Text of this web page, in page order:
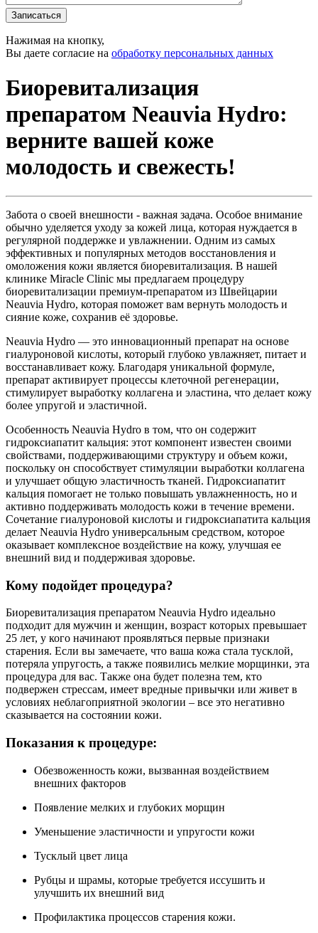
Записаться
Нажимая на кнопку,
Вы даете согласие на обработку персональных данных
Биоревитализация
препаратом Neauvia Hydro:
верните вашей коже
молодость и свежесть!
Забота о своей внешности - важная задача. Особое внимание
обычно уделяется уходу за кожей лица, которая нуждается в
регулярной поддержке и увлажнении. Одним из самых
эффективных и популярных методов восстановления и
омоложения кожи является биоревитализация. В нашей
клинике Miracle Clinic мы предлагаем процедуру
биоревитализации премиум-препаратом из Швейцарии
Neauvia Hydro, которая поможет вам вернуть молодость и
сияние коже, сохранив её здоровье.
Neauvia Hydro — это инновационный препарат на основе
гиалуроновой кислоты, который глубоко увлажняет, питает и
восстанавливает кожу. Благодаря уникальной формуле,
препарат активирует процессы клеточной регенерации,
стимулирует выработку коллагена и эластина, что делает кожу
более упругой и эластичной.
Особенность Neauvia Hydro в том, что он содержит
гидроксиапатит кальция: этот компонент известен своими
свойствами, поддерживающими структуру и объем кожи,
поскольку он способствует стимуляции выработки коллагена
и улучшает общую эластичность тканей. Гидроксиапатит
кальция помогает не только повышать увлажненность, но и
активно поддерживать молодость кожи в течение времени.
Сочетание гиалуроновой кислоты и гидроксиапатита кальция
делает Neauvia Hydro универсальным средством, которое
оказывает комплексное воздействие на кожу, улучшая ее
внешний вид и поддерживая здоровье.
Кому подойдет процедура?
Биоревитализация препаратом Neauvia Hydro идеально
подходит для мужчин и женщин, возраст которых превышает
25 лет, у кого начинают проявляться первые признаки
старения. Если вы замечаете, что ваша кожа стала тусклой,
потеряла упругость, а также появились мелкие морщинки, эта
процедура для вас. Также она будет полезна тем, кто
подвержен стрессам, имеет вредные привычки или живет в
условиях неблагоприятной экологии – все это негативно
сказывается на состоянии кожи.
Показания к процедуре:
Обезвоженность кожи, вызванная воздействием
внешних факторов
Появление мелких и глубоких морщин
Уменьшение эластичности и упругости кожи
Тусклый цвет лица
Рубцы и шрамы, которые требуется иссушить и
улучшить их внешний вид
Профилактика процессов старения кожи.